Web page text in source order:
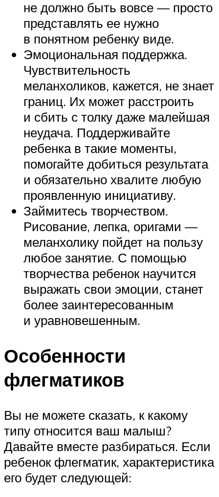
не должно быть вовсе — просто
представлять ее нужно
в понятном ребенку виде.
Эмоциональная поддержка.
Чувствительность
меланхоликов, кажется, не знает
границ. Их может расстроить
и сбить с толку даже малейшая
неудача. Поддерживайте
ребенка в такие моменты,
помогайте добиться результата
и обязательно хвалите любую
проявленную инициативу.
Займитесь творчеством.
Рисование, лепка, оригами —
меланхолику пойдет на пользу
любое занятие. С помощью
творчества ребенок научится
выражать свои эмоции, станет
более заинтересованным
и уравновешенным.
Особенности
флегматиков
Вы не можете сказать, к какому
типу относится ваш малыш?
Давайте вместе разбираться. Если
ребенок флегматик, характеристика
его будет следующей: